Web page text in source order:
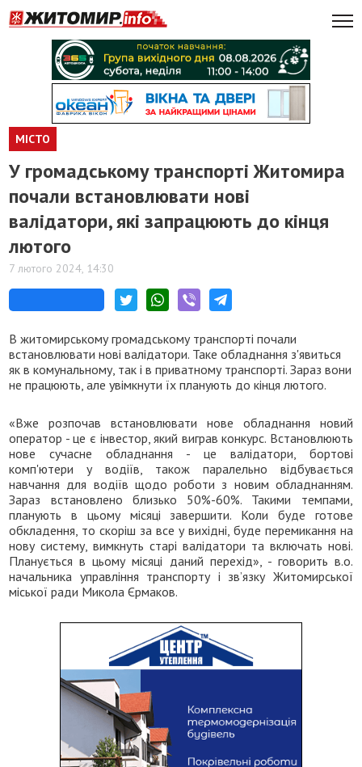
МІСТО
У громадському транспорті Житомира
почали встановлювати нові
валідатори, які запрацюють до кінця
лютого
7 лютого 2024, 14:30
В житомирському громадському транспорті почали
встановлювати нові валідатори. Таке обладнання з'явиться
як в комунальному, так і в приватному транспорті. Зараз вони
не працюють, але увімкнути їх планують до кінця лютого.
«Вже розпочав встановлювати нове обладнання новий
оператор - це є інвестор, який виграв конкурс. Встановлюють
нове сучасне обладнання - це валідатори, бортові
комп'ютери у водіїв, також паралельно відбувається
навчання для водіїв щодо роботи з новим обладнанням.
Зараз встановлено близько 50%-60%. Такими темпами,
планують в цьому місяці завершити. Коли буде готове
обкладення, то скоріш за все у вихідні, буде перемикання на
нову систему, вимкнуть старі валідатори та включать нові.
Планується в цьому місяці даний перехід», - говорить в.о.
начальника управління транспорту і зв’язку Житомирської
міської ради Микола Єрмаков.